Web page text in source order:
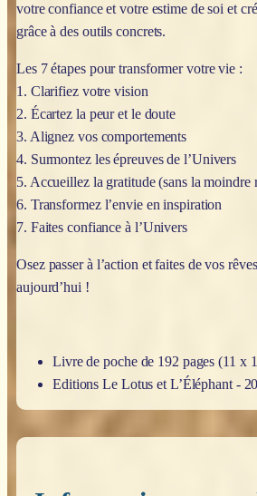
votre confiance et votre estime de soi et
grâce à des outils concrets.
Les 7 étapes pour transformer votre vie :
1. Clarifiez votre vision
2. Écartez la peur et le doute
3. Alignez vos comportements
4. Surmontez les épreuves de l’Univers
5. Accueillez la gratitude (sans la moindre
6. Transformez l’envie en inspiration
7. Faites confiance à l’Univers
Osez passer à l’action et faites de vos
aujourd’hui !
Livre de poche de 192 pages (11 x
Editions Le Lotus et L’Éléphant -